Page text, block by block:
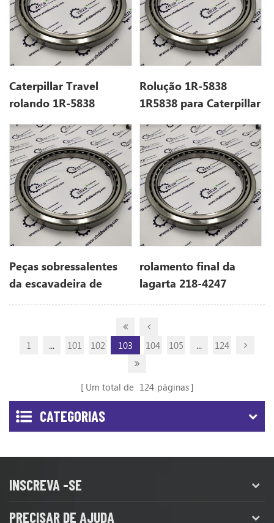
Caterpillar Travel
rolando 1R-5838
Rolução 1R-5838
1R5838 para Caterpillar
Peças sobressalentes
da escavadeira de
lagarta 1R-5838
rolamento final da
lagarta 218-4247
2184247 para cat312d
1 ... 101 102 103 104 105 ... 124
Um total de 124 páginas
CATEGORIAS
INSCREVA -SE
PRECISAR DE AJUDA